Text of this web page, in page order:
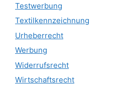
Testwerbung
Textilkennzeichnung
Urheberrecht
Werbung
Widerrufsrecht
Wirtschaftsrecht